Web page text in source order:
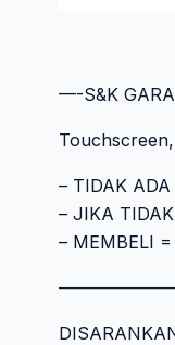
—-S&K
– TIDAK
– JIKA
– MEMBELI